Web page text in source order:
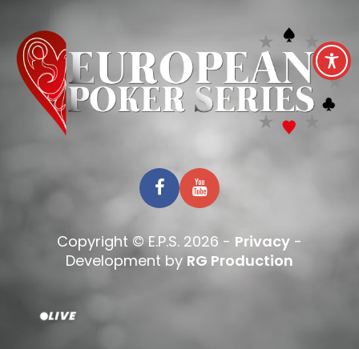
Copyright © E.P.S. 2026 - Privacy -
Development by RG Production
LIVE